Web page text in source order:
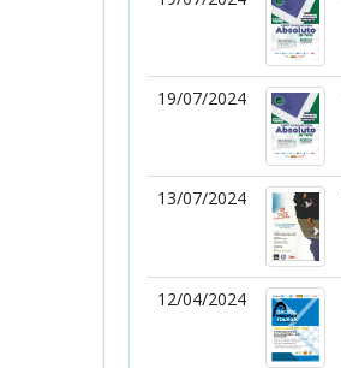
19/07/2024
13/07/2024
12/04/2024